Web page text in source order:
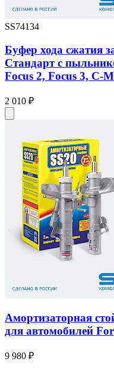
SS74134
Буфер хода сжатия
Стандарт с
Focus 2, Focus 3, C-
2 010 ₽
Амортизаторная
для автомобилей
9 980 ₽